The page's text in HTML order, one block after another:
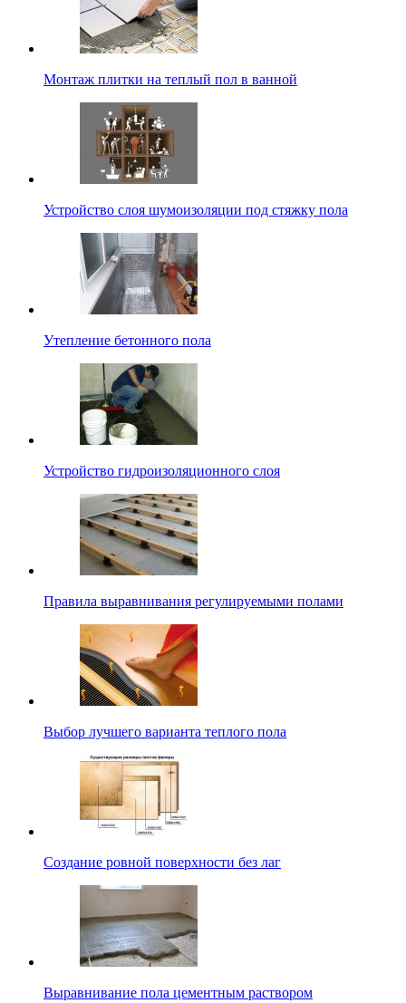
Монтаж плитки на теплый пол в ванной
Устройство слоя шумоизоляции под стяжку пола
Утепление бетонного пола
Устройство гидроизоляционного слоя
Правила выравнивания регулируемыми полами
Выбор лучшего варианта теплого пола
Создание ровной поверхности без лаг
Выравнивание пола цементным раствором